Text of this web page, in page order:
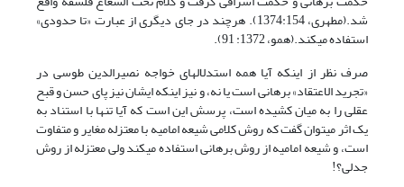
شد.(مطهری، 1374:154). هرچند در جای دیگری از عبارت «تا حدودی»
استفاده می‏کند.(همو، 1372: 91).
صرف نظر از اینکه آیا همه استدلال­های خواجه نصیرالدین طوسی در
«تجرید الاعتقاد» برهانی است یا نه، و نیز اینکه ایشان نیز پای حسن و قبح
عقلی را به میان کشیده است، پرسش این است که آیا تنها با استناد به
یک اثر می­توان گفت که روش کلامی شیعه امامیه با معتزله مغایر و متفاوت
است، و شیعه امامیه از روش برهانی استفاده می­کند ولی معتزله از روش
جدلی؟!